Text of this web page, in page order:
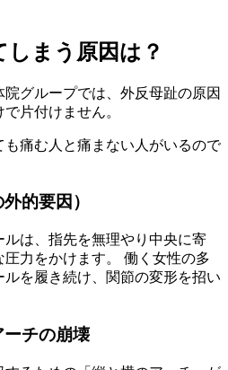
まう原因は？
グループでは、外反母趾の原因
片付けません。
痛む人と痛まない人がいるので
的要因）
は、指先を無理やり中央に寄
力をかけます。 働く女性の多
ルを履き続け、関節の変形を招い
チの崩壊